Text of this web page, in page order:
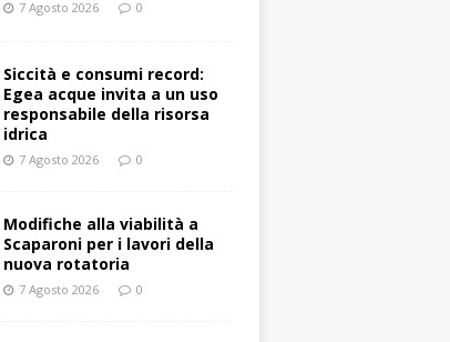
7 Agosto 2026 0
Siccità e consumi record:
Egea acque invita a un uso
responsabile della risorsa
idrica
7 Agosto 2026 0
Modifiche alla viabilità a
Scaparoni per i lavori della
nuova rotatoria
7 Agosto 2026 0